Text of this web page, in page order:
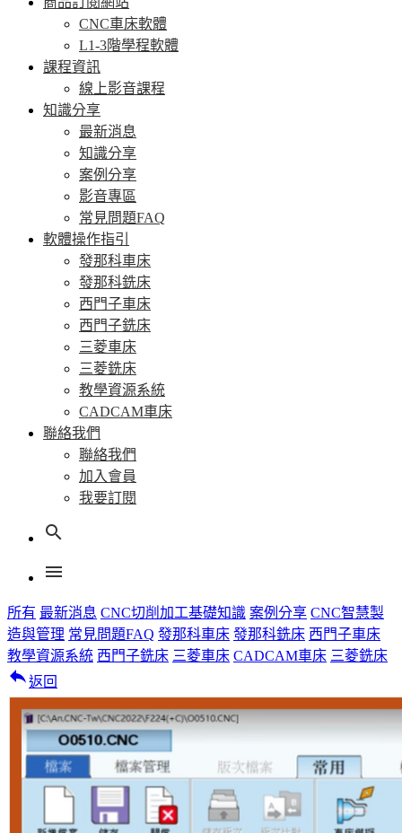
CNC車床軟體
L1-3階學程軟體
課程資訊
線上影音課程
知識分享
最新消息
知識分享
案例分享
影音專區
常見問題FAQ
軟體操作指引
發那科車床
發那科銑床
西門子車床
西門子銑床
三菱車床
三菱銑床
教學資源系統
CADCAM車床
聯絡我們
聯絡我們
加入會員
我要訂閱
search
menu
所有 最新消息 CNC切削加工基礎知識 案例分享 CNC智慧製
造與管理 常見問題FAQ 發那科車床 發那科銑床 西門子車床
教學資源系統 西門子銑床 三菱車床 CADCAM車床 三菱銑床
reply返回